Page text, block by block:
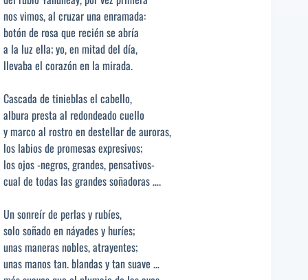
nos vimos, al cruzar una enramada:
botón de rosa que recién se abría
a la luz ella; yo, en mitad del día,
llevaba el corazón en la mirada.
Cascada de tinieblas el cabello,
albura presta al redondeado cuello
y marco al rostro en destellar de auroras,
los labios de promesas expresivos;
los ojos -negros, grandes, pensativos-
cual de todas las grandes soñadoras ….
Un sonreír de perlas y rubíes,
solo soñado en náyades y huríes;
unas maneras nobles, atrayentes;
unas manos tan. blandas y tan suave …